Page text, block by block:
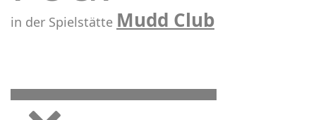
in der Spielstätte Mudd Club